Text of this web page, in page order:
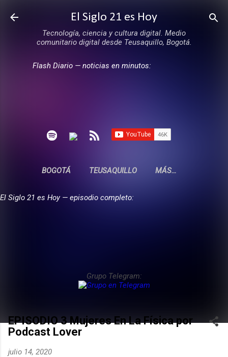
Ir al contenido principal
El Siglo 21 es Hoy
Tecnología, ciencia y cultura digital. Medio
comunitario digital desde Teusaquillo, Bogotá.
Flash Diario — noticias en minutos:
BOGOTÁ TEUSAQUILLO MÁS…
El Siglo 21 es Hoy — episodio completo:
Grupo Telegram:
EPISODIO 3 Mujeres En La Física por
Podcast Lover
julio 14, 2020